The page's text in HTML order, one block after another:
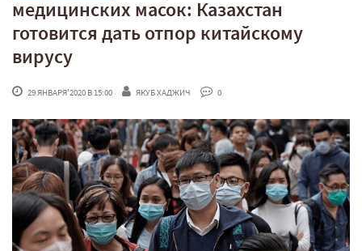
медицинских масок: Казахстан
готовится дать отпор китайскому
вирусу
29 ЯНВАРЯ'2020 В 15:00 ЯКУБ ХАДЖИЧ 0